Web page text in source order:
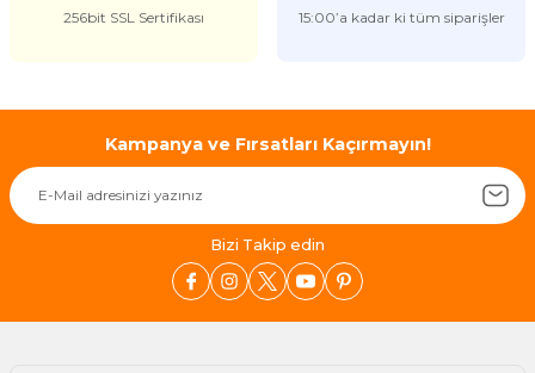
256bit SSL Sertifikası
15:00’a kadar ki tüm siparişler
Kampanya ve Fırsatları Kaçırmayın!
Bizi Takip edin